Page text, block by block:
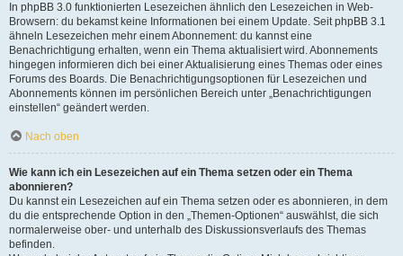
In phpBB 3.0 funktionierten Lesezeichen ähnlich den Lesezeichen in Web-
Browsern: du bekamst keine Informationen bei einem Update. Seit phpBB 3.1
ähneln Lesezeichen mehr einem Abonnement: du kannst eine
Benachrichtigung erhalten, wenn ein Thema aktualisiert wird. Abonnements
hingegen informieren dich bei einer Aktualisierung eines Themas oder eines
Forums des Boards. Die Benachrichtigungsoptionen für Lesezeichen und
Abonnements können im persönlichen Bereich unter „Benachrichtigungen
einstellen“ geändert werden.
Nach oben
Wie kann ich ein Lesezeichen auf ein Thema setzen oder ein Thema
abonnieren?
Du kannst ein Lesezeichen auf ein Thema setzen oder es abonnieren, in dem
du die entsprechende Option in den „Themen-Optionen“ auswählst, die sich
normalerweise ober- und unterhalb des Diskussionsverlaufs des Themas
befinden.